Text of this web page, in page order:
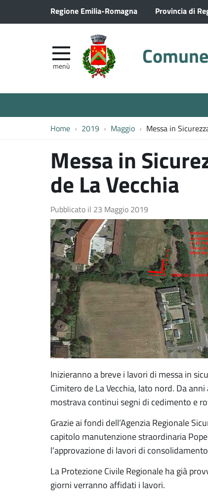
Regione Emilia-Romagna Provincia di
menù
Home 2019 Maggio Messa in
Messa in
de La Vecchia
Pubblicato il 23 Maggio 2019
Inizieranno a breve i lavori di messa in
Cimitero de La Vecchia, lato nord. Da
mostrava continui segni di cedimento e
Grazie ai fondi dell’Agenzia Regionale
capitolo manutenzione straordinaria
l’approvazione di lavori di
La Protezione Civile Regionale ha già
giorni verranno affidati i lavori.